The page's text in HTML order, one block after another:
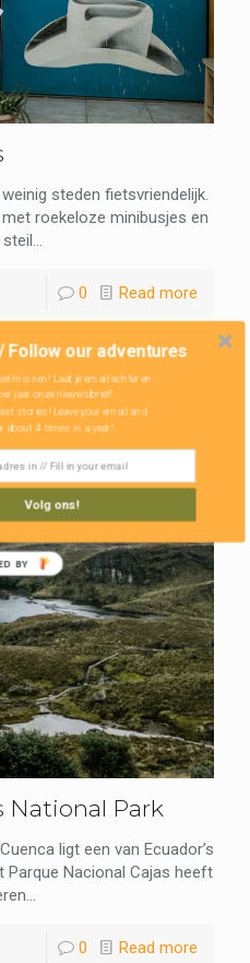
steden fietsvriendelijk.
roekeloze minibusjes en
0 Read more
National Park
ligt een van Ecuador’s
Parque Nacional Cajas heeft
0 Read more
Follow our adventures
missen! Laat je email achter en
jaar onze nieuwsbrief!
Volg ons!
stories! Leave your email and
about 4 times in a year!
BY